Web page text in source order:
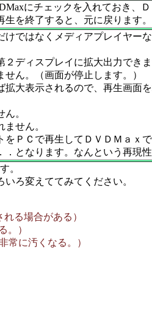
にチェックを入れておき、
を終了すると、元に戻ります。
ではなくメディアプレイヤー
ディスプレイに拡大出力でき
ん。（画面が停止します。）
大表示されるので、再生画面
。
せん。
ＰＣで再生してＤＶＤＭａｘ
となります。なんという再現性
。
ろ変えててみてください。
る場合がある）
。）
常に汚くなる。）